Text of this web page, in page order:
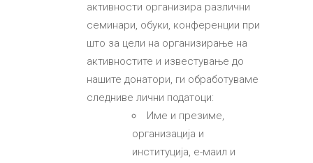
активности организира различни
семинари, обуки, конференции при
што за цели на организирање на
активностите и известување до
нашите донатори, ги обработуваме
следниве лични податоци:
Име и презиме,
организација и
институција, е-маил и